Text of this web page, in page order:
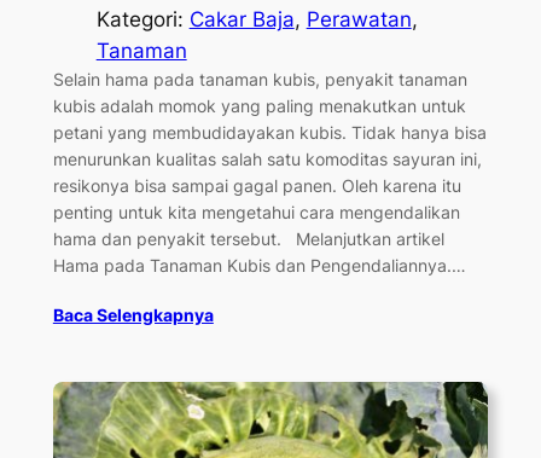
Kategori: Cakar Baja, Perawatan
Tanaman
Selain hama pada tanaman kubis, penyakit tanaman
kubis adalah momok yang paling menakutkan untuk
petani yang membudidayakan kubis. Tidak hanya bisa
menurunkan kualitas salah satu komoditas sayuran ini,
resikonya bisa sampai gagal panen. Oleh karena itu
penting untuk kita mengetahui cara mengendalikan
hama dan penyakit tersebut. Melanjutkan artikel
Hama pada Tanaman Kubis dan Pengendaliannya.…
Baca Selengkapnya